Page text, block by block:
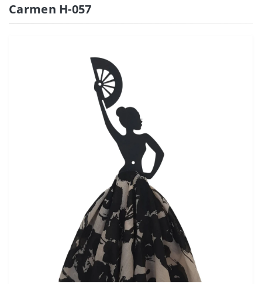
Carmen H-057